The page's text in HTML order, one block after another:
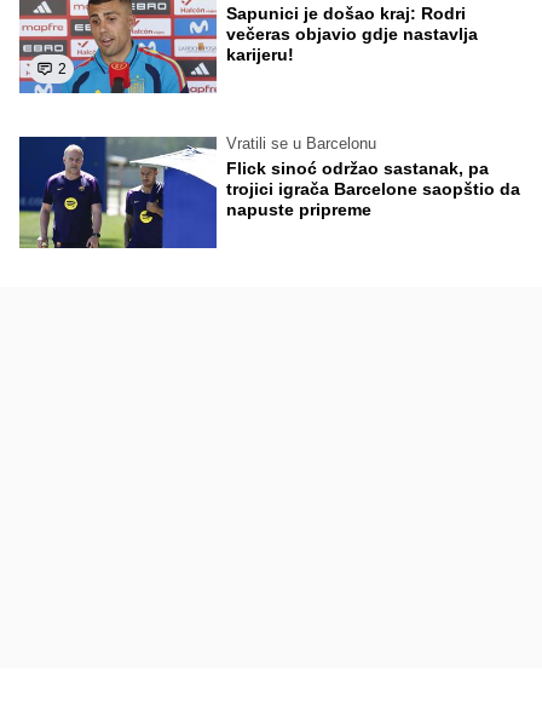
2
Sapunici je došao kraj: Rodri
večeras objavio gdje nastavlja
karijeru!
Vratili se u Barcelonu
Flick sinoć održao sastanak, pa
trojici igrača Barcelone saopštio da
napuste pripreme